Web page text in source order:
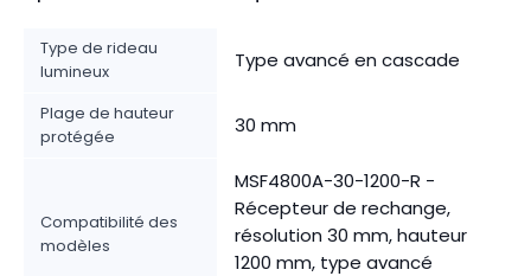
Type de rideau
lumineux
Type avancé en cascade
Plage de hauteur
protégée
30 mm
Compatibilité des
modèles
MSF4800A-30-1200-R -
Récepteur de rechange,
résolution 30 mm, hauteur
1200 mm, type avancé